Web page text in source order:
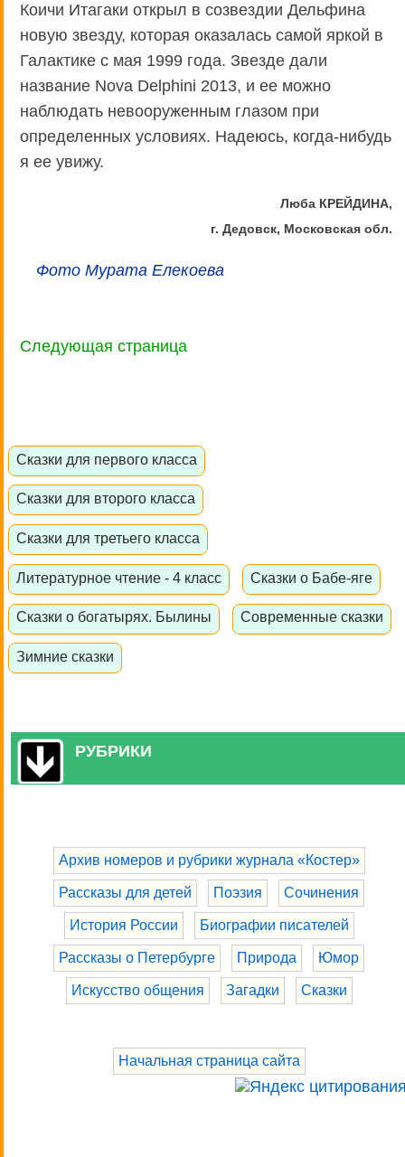
Коичи Итагаки открыл в созвездии Дельфина
новую звезду, которая оказалась самой яркой в
Галактике с мая 1999 года. Звезде дали
название Nova Delphini 2013, и ее можно
наблюдать невооруженным глазом при
определенных условиях. Надеюсь, когда-нибудь
я ее увижу.
Люба КРЕЙДИНА,
г. Дедовск, Московская обл.
Фото Мурата Елекоева
Следующая страница
Сказки для первого класса
Сказки для второго класса
Сказки для третьего класса
Литературное чтение - 4 класс Сказки о Бабе-яге
Сказки о богатырях. Былины Современные сказки
Зимние сказки
РУБРИКИ
Архив номеров и рубрики журнала «Костер»
Рассказы для детей Поэзия Сочинения
История России Биографии писателей
Рассказы о Петербурге Природа Юмор
Искусство общения Загадки Сказки
Начальная страница сайта